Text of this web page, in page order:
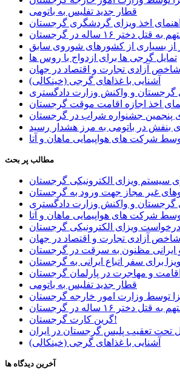
قطار جدید تفلیس به باتومی
اخذ ویزای گردشگری گرجستان
۱۶ ساله در گرجستان
از بسیاری از کشورهای شوروی سابق
تمایل گرجی ها برای ازدواج با روس ها
آزادی تجارت و اقتصاد در جهان
آشنایی با غذاهای گرجی (خینکالی)
گرجستان و واکنش وزارت دادگستری
اخذ اجازه اقامت موقت گرجستان
پنجمین جشنواره شراب در گرجستان
بنفش در باتومی به مرز هشدار رسید
شرکت های هواپیمایی ماهان و آتا
مطالب پر بحث
سیستم ویزای الکترونیکی گرجستان
غیر مجاز جهت ورود به گرجستان
گرجستان و واکنش وزارت دادگستری
شرکت های هواپیمایی ماهان و آتا
درخواست ویزای الکترونیکی گرجستان
آزادی تجارت و اقتصاد در جهان
ایرانی مظنون به سرقت در گرجستان
برای سفر اتباع ایرانی به گرجستان
و مهاجرت در پارلمان گرجستان
قطار جدید تفلیس به باتومی
توسط وزارت امور خارجه گرجستان
۱۶ ساله در گرجستان
گرین کارت گرجستان!
تحت تعقیب پلیس گرجستان در ایران
آشنایی با غذاهای گرجی (خینکالی)
آخرین دیدگاه ها